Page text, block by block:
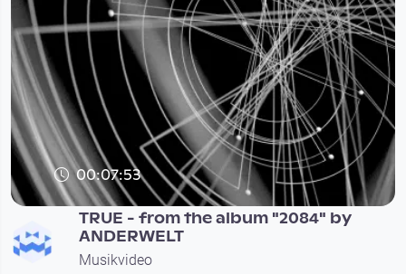
00:07:53
TRUE - from the album "2084" by
ANDERWELT
Musikvideo